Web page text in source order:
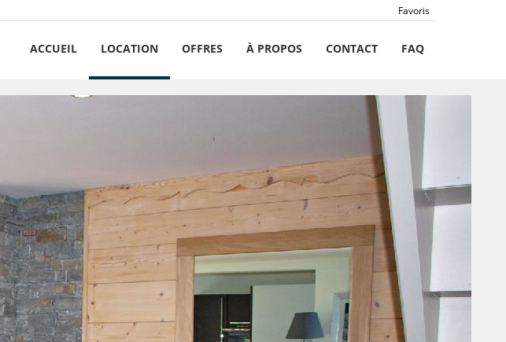
Favoris
ACCUEIL LOCATION OFFRES À PROPOS CONTACT FAQ